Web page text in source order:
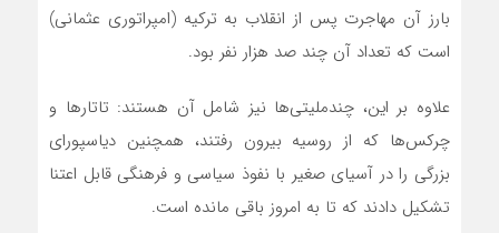
بارز آن مهاجرت پس از انقلاب به ترکیه (امپراتوری عثمانی)
است که تعداد آن چند صد هزار نفر بود.
علاوه بر این، چندملیتی‌ها نیز شامل آن هستند: تاتارها و
چرکس‌ها که از روسیه بیرون رفتند، همچنین دیاسپورای
بزرگی را در آسیای صغیر با نفوذ سیاسی و فرهنگی قابل اعتنا
تشکیل دادند که تا به امروز باقی مانده است.